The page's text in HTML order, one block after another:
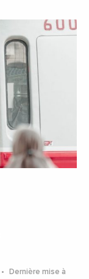
Dernière mise à